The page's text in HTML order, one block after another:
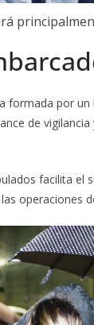
formada por
de
facilita
operaciones